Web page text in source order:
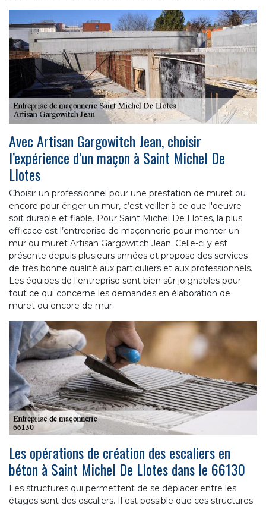
Avec Artisan Gargowitch Jean, choisir
l’expérience d’un maçon à Saint Michel De
Llotes
Choisir un professionnel pour une prestation de muret ou
encore pour ériger un mur, c’est veiller à ce que l'oeuvre
soit durable et fiable. Pour Saint Michel De Llotes, la plus
efficace est l’entreprise de maçonnerie pour monter un
mur ou muret Artisan Gargowitch Jean. Celle-ci y est
présente depuis plusieurs années et propose des services
de très bonne qualité aux particuliers et aux professionnels.
Les équipes de l'entreprise sont bien sûr joignables pour
tout ce qui concerne les demandes en élaboration de
muret ou encore de mur.
Les opérations de création des escaliers en
béton à Saint Michel De Llotes dans le 66130
Les structures qui permettent de se déplacer entre les
étages sont des escaliers. Il est possible que ces structures